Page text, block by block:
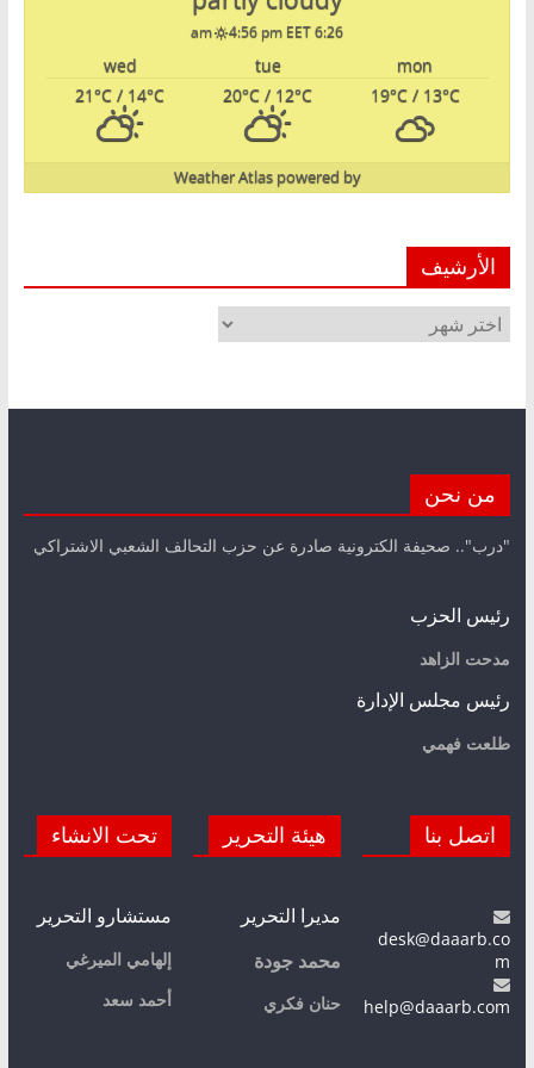
6:26 am
4:56 pm EET
mon
tue
wed
19°C/ 13°C
20°C / 12°C
21°C / 14°C
powered by
Weather Atlas
الأرشيف
الأرشيف
من نحن
"درب".. صحيفة الكترونية صادرة عن حزب التحالف الشعبي الاشتراكي
رئيس الحزب
مدحت الزاهد
رئيس مجلس الإدارة
طلعت فهمي
اتصل بنا
desk@daaarb.co
m
help@daaarb.com
هيئة التحرير
مديرا التحرير
محمد جودة
حنان فكري
تحت الانشاء
مستشارو التحرير
إلهامي الميرغي
أحمد سعد